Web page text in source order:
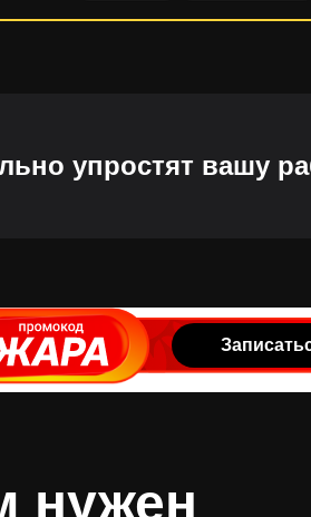
упростят вашу
нужен